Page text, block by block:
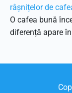
râșnițelor de
O cafea bună
diferență apare